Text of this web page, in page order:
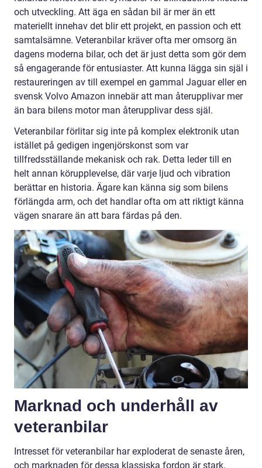
och utveckling. Att äga en sådan bil är mer än ett
materiellt innehav det blir ett projekt, en passion och ett
samtalsämne. Veteranbilar kräver ofta mer omsorg än
dagens moderna bilar, och det är just detta som gör dem
så engagerande för entusiaster. Att kunna lägga sin själ i
restaureringen av till exempel en gammal Jaguar eller en
svensk Volvo Amazon innebär att man återupplivar mer
än bara bilens motor man återupplivar dess själ.
Veteranbilar förlitar sig inte på komplex elektronik utan
istället på gedigen ingenjörskonst som var
tillfredsställande mekanisk och rak. Detta leder till en
helt annan körupplevelse, där varje ljud och vibration
berättar en historia. Ägare kan känna sig som bilens
förlängda arm, och det handlar ofta om att riktigt känna
vägen snarare än att bara färdas på den.
Marknad och underhåll av
veteranbilar
Intresset för veteranbilar har exploderat de senaste åren,
och marknaden för dessa klassiska fordon är stark.